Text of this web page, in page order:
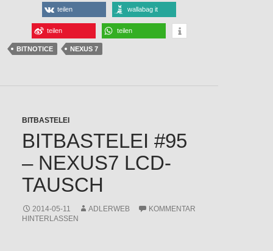
teilen wallabag it
teilen teilen
BITNOTICE NEXUS 7
BITBASTELEI
BITBASTELEI #95
– NEXUS7 LCD-
TAUSCH
2014-05-11 ADLERWEB
KOMMENTAR
HINTERLASSEN